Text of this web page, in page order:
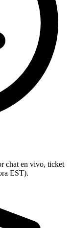
chat en vivo, ticket
EST).